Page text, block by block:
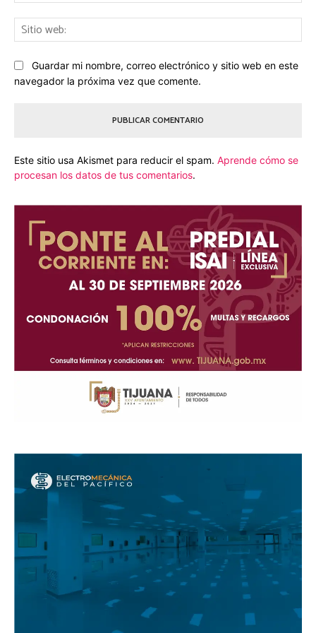
Guardar mi nombre, correo electrónico y sitio web en este
navegador la próxima vez que comente.
Este sitio usa Akismet para reducir el spam. Aprende cómo se
procesan los datos de tus comentarios.